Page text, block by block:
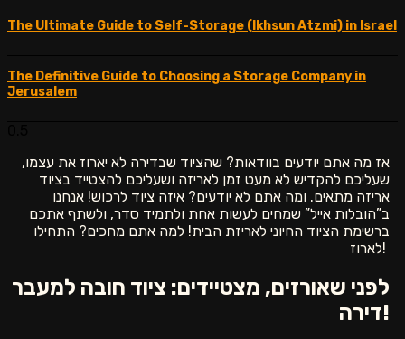
The Ultimate Guide to Self-Storage (Ikhsun Atzmi) in Israel
The Definitive Guide to Choosing a Storage Company in
Jerusalem
אז מה אתם יודעים בוודאות? שהציוד שבדירה לא יארוז את עצמו,
שעליכם להקדיש לא מעט זמן לאריזה ושעליכם להצטייד בציוד
אריזה מתאים. ומה אתם לא יודעים? איזה ציוד לרכוש! אנחנו
ב”הובלות אייל” שמחים לעשות אחת ולתמיד סדר, ולשתף אתכם
ברשימת הציוד החיוני לאריזת הבית! למה אתם מחכים? התחילו
לארוז!
לפני שאורזים, מצטיידים: ציוד חובה למעבר
דירה!